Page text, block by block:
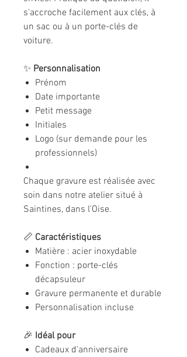
s'accroche facilement aux clés, à
un sac ou à un porte-clés de
voiture.
✨ Personnalisation
Prénom
Date importante
Petit message
Initiales
Logo (sur demande pour les
professionnels)
Chaque gravure est réalisée avec
soin dans notre atelier situé à
Saintines, dans l'Oise.
📏 Caractéristiques
Matière : acier inoxydable
Fonction : porte-clés
décapsuleur
Gravure permanente et durable
Personnalisation incluse
🎉 Idéal pour
Cadeaux d'anniversaire